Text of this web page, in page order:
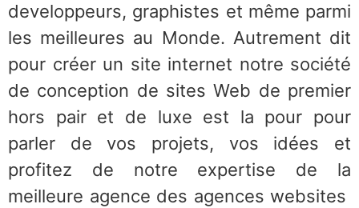
developpeurs, graphistes et même parmi
les meilleures au Monde. Autrement dit
pour créer un site internet notre société
de conception de sites Web de premier
hors pair et de luxe est la pour pour
parler de vos projets, vos idées et
profitez de notre expertise de la
meilleure agence des agences websites